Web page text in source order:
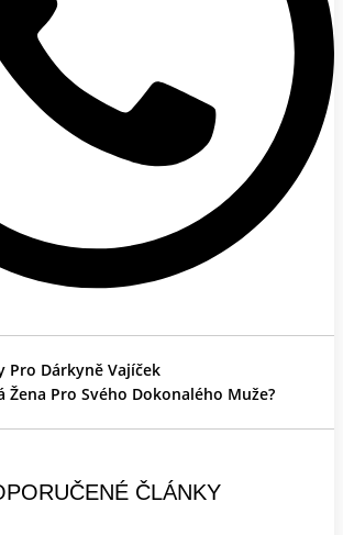
Pro Dárkyně Vajíček
Žena Pro Svého Dokonalého Muže?
ČLÁNKY